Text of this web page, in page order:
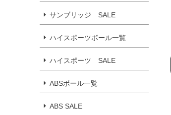
サンブリッジ SALE
ハイスポーツボール一覧
ハイスポーツ SALE
ABSボール一覧
ABS SALE